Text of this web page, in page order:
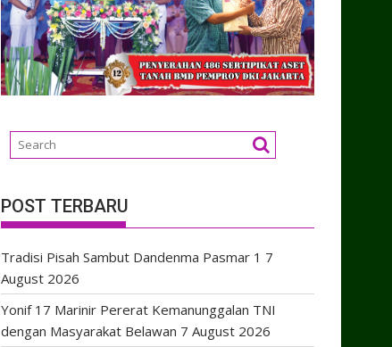
POST TERBARU
Tradisi Pisah Sambut Dandenma Pasmar 1 7
August 2026
Yonif 17 Marinir Pererat Kemanunggalan TNI
dengan Masyarakat Belawan 7 August 2026